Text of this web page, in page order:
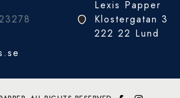
Lexis Papper
Klostergatan 3
222 22 Lund